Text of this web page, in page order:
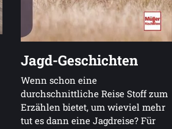
Jagd-Geschichten
Wenn schon eine
durchschnittliche Reise Stoff zum
Erzählen bietet, um wieviel mehr
tut es dann eine Jagdreise? Für